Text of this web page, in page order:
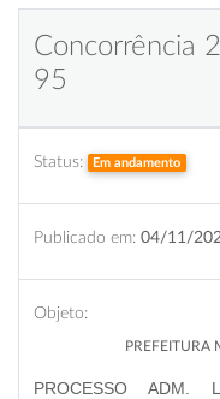
Concorrência
95
Status: Em andamento
Publicado em: 04/11/
Objeto:
PREFEITURA
PROCESSO ADM.